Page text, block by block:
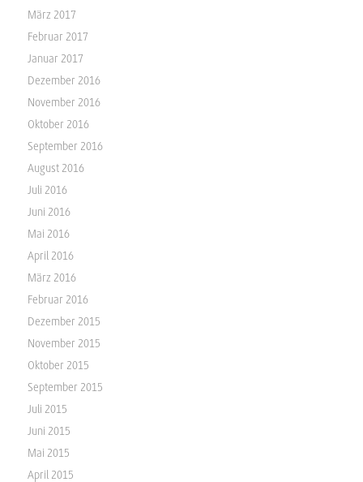
März 2017
Februar 2017
Januar 2017
Dezember 2016
November 2016
Oktober 2016
September 2016
August 2016
Juli 2016
Juni 2016
Mai 2016
April 2016
März 2016
Februar 2016
Dezember 2015
November 2015
Oktober 2015
September 2015
Juli 2015
Juni 2015
Mai 2015
April 2015